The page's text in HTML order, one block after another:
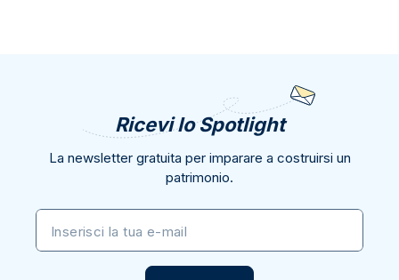
Ricevi lo Spotlight
La newsletter gratuita per imparare a costruirsi un
patrimonio.
Inserisci la tua e-mail